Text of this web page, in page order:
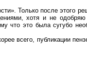
Только после этого
хотя и не
что это была сугубо
всего, публикации